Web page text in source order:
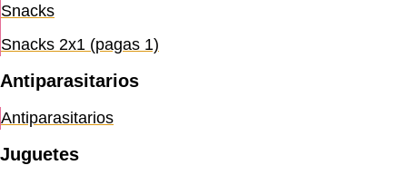
Snacks
Snacks 2x1 (pagas 1)
Antiparasitarios
Antiparasitarios
Juguetes